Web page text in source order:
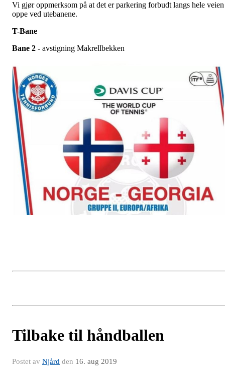
Vi gjør oppmerksom på at det er parkering forbudt langs hele veien
oppe ved utebanene.
T-Bane
Bane 2 - avstigning Makrellbekken
Tilbake til håndballen
Postet av Njård den 16. aug 2019